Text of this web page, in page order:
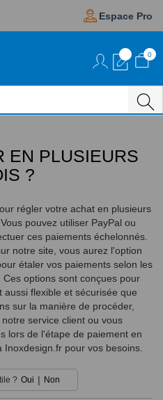
Espace Pro
0
contenu
EN PLUSIEURS
?
régler votre achat en plusieurs
pouvez utiliser PayPal ou
ces paiements échelonnés.
notre site, vous aurez l'option
étaler vos paiements selon les
options sont conçues pour
flexible et sécurisée que
sur la manière de procéder,
service client ou vous
lors de l'étape de paiement en
pour vos besoins.
? Oui | Non